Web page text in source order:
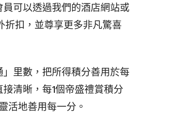
可以透過我們的酒店網站或
扣，並尊享更多非凡驚喜
里數，把所得積分善用於每
清晰，每1個帝盛禮賞積分
活地善用每一分。